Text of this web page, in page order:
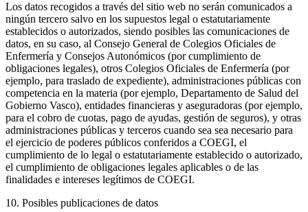
Los datos recogidos a través del sitio web no serán comunicados a
ningún tercero salvo en los supuestos legal o estatutariamente
establecidos o autorizados, siendo posibles las comunicaciones de
datos, en su caso, al Consejo General de Colegios Oficiales de
Enfermería y Consejos Autonómicos (por cumplimiento de
obligaciones legales), otros Colegios Oficiales de Enfermería (por
ejemplo, para traslado de expediente), administraciones públicas con
competencia en la materia (por ejemplo, Departamento de Salud del
Gobierno Vasco), entidades financieras y aseguradoras (por ejemplo,
para el cobro de cuotas, pago de ayudas, gestión de seguros), y otras
administraciones públicas y terceros cuando sea sea necesario para
el ejercicio de poderes públicos conferidos a COEGI, el
cumplimiento de lo legal o estatutariamente establecido o autorizado,
el cumplimiento de obligaciones legales aplicables o de las
finalidades e intereses legítimos de COEGI.
10. Posibles publicaciones de datos